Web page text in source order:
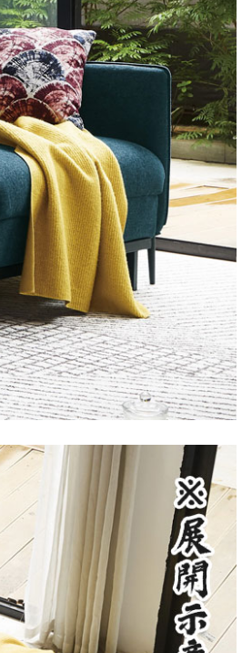
林口 下福里、新店山區、三峽山區、
坪林、福隆、淡水山區、北投湖山
路、深坑山區
基隆山區
鎮、三灣、通霄山區、西湖、泰安
鄉、大湖鄉、頭屋、獅潭鄉
金門、馬祖、澎湖地區
。
送達，司機當天到貨前皆
另外約加上2~7個工作天內
品，運費皆由本站負責，
需為未拆封狀態(請保持商
處理，恕無法接受退貨。
素， 與實際商品的顏色、
詳加確認。(包含商品尺寸
0.5CM) 詳細尺寸以實品
) ，並須保持商品全新
換貨。
慣、居家環境不同。若屬人
另事先與消費者報價，消費
內退貨之情形，我們需酌收